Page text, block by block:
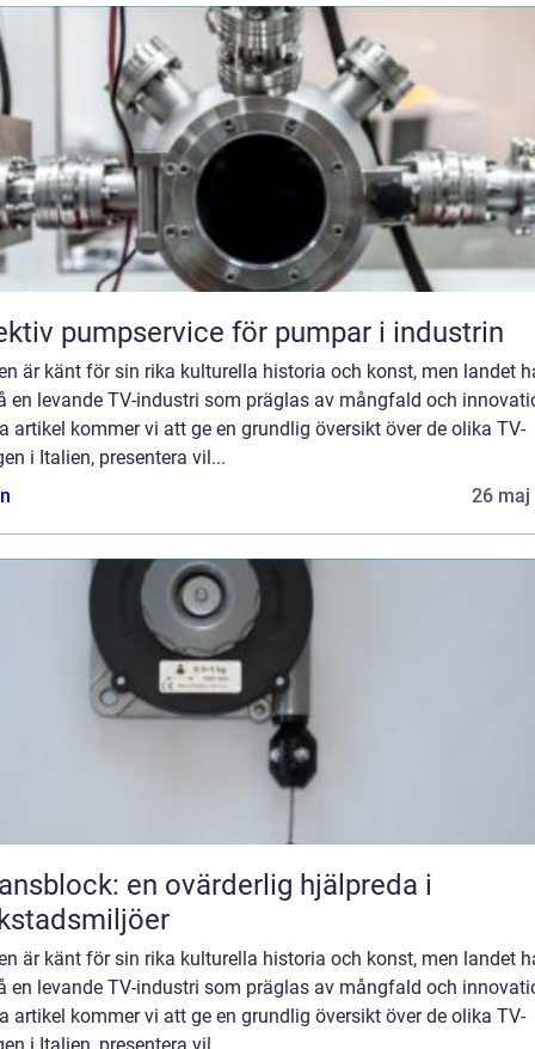
pumpservice för pumpar i industrin
är känt för sin rika kulturella historia och konst, men landet
en levande TV-industri som präglas av mångfald och
artikel kommer vi att ge en grundlig översikt över de olika TV-
i Italien, presentera vil...
26 maj
en ovärderlig hjälpreda i
är känt för sin rika kulturella historia och konst, men landet
en levande TV-industri som präglas av mångfald och
artikel kommer vi att ge en grundlig översikt över de olika TV-